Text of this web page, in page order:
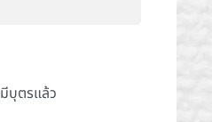
มีบุตรแล้ว